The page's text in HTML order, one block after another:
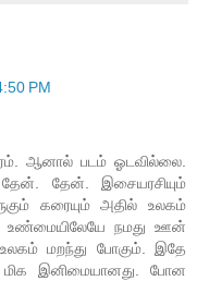
PM
ஆனால் படம் ஓடவில்லை.
தேன். இசையரசியும்
கரையும் அதில் உலகம்
உண்மையிலேயே நமது ஊன்
உலகம் மறந்து போகும். இதே
இனிமையானது. போன